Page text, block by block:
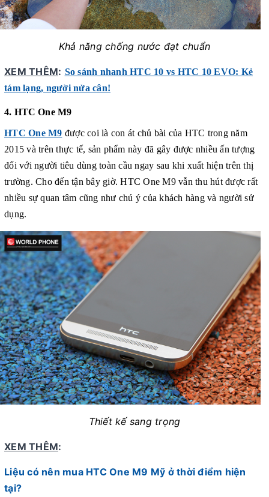
Khả năng chống nước đạt chuẩn
XEM THÊM: So sánh nhanh HTC 10 vs HTC 10 EVO: Kẻ
tám lạng, người nửa cân!
4. HTC One M9
HTC One M9 được coi là con át chủ bài của HTC trong năm
2015 và trên thực tế, sản phẩm này đã gây được nhiều ấn tượng
đối với người tiêu dùng toàn cầu ngay sau khi xuất hiện trên thị
trường. Cho đến tận bây giờ. HTC One M9 vẫn thu hút được rất
nhiều sự quan tâm cũng như chú ý của khách hàng và người sử
dụng.
Thiết kế sang trọng
XEM THÊM:
Liệu có nên mua HTC One M9 Mỹ ở thời điểm hiện
tại?